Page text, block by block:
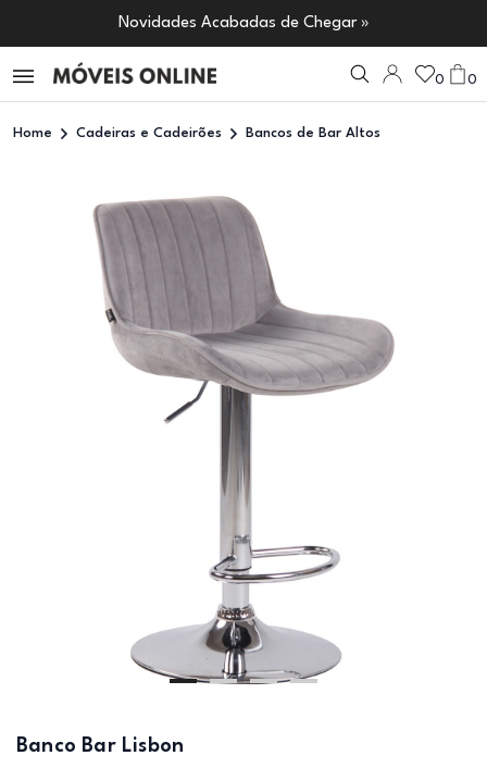
Novidades Acabadas de Chegar »
0 0
Home Cadeiras e Cadeirões Bancos de Bar Altos
Banco Bar Lisbon